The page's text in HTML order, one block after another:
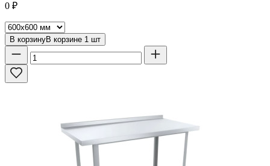
0 ₽
В корзинуВ корзине 1 шт